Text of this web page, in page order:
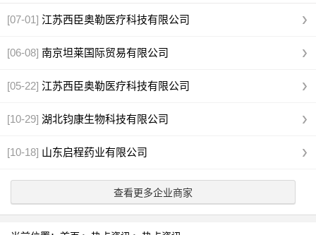
[07-01] 江苏西臣奥勒医疗科技有限公司
[06-08] 南京坦莱国际贸易有限公司
[05-22] 江苏西臣奥勒医疗科技有限公司
[10-29] 湖北钧康生物科技有限公司
[10-18] 山东启程药业有限公司
查看更多企业商家